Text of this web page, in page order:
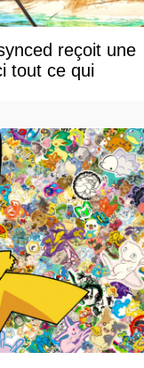
reçoit une
tout ce qui